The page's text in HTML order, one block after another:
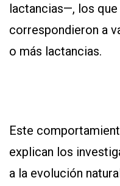
lactancias—, los
correspondieron a
o más lactancias.
Este
explican los
a la evolución